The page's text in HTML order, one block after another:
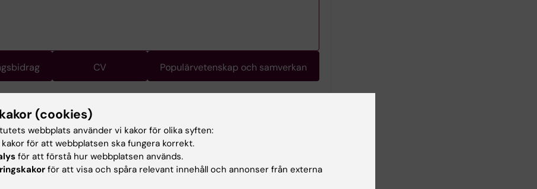
CV Populärvetenskap och samverkan
vid institutionen för medicinsk epidemiologi och
Institutet. Jag arbetar aktivt för utveckling och användning av
inom cancerområdet, en viktig resurs för uppföljning av
forskningen.
(cookies)
webbplats använder vi kakor för olika syften:
kakor för att webbplatsen ska fungera korrekt.
för att förstå hur webbplatsen används.
för att visa och spåra relevant innehåll och annonser från externa